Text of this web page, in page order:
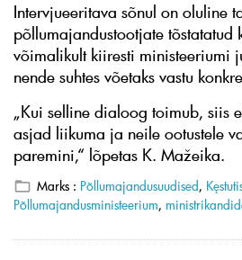
Intervjueeritava sõnul on oluline
põllumajandustootjate tõstatatud
võimalikult kiiresti ministeeriumi
nende suhtes võetaks vastu
„Kui selline dialoog toimub, siis
asjad liikuma ja neile ootustele
paremini,“ lõpetas K. Mažeika.
Marks : Põllumajandusuudised,
Põllumajandusministeerium,